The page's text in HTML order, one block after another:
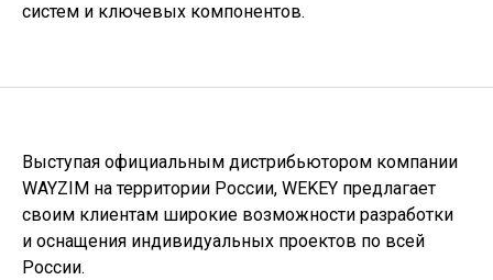
систем и ключевых компонентов.
Выступая официальным дистрибьютором компании
WAYZIM на территории России, WEKEY предлагает
своим клиентам широкие возможности разработки
и оснащения индивидуальных проектов по всей
России.